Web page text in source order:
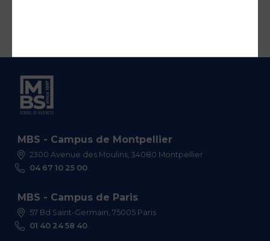
MBS - Campus de Montpellier
2300 Avenue des Moulins, 34080 Montpellier
04 67 10 25 00
MBS - Campus de Paris
57 Bd Saint-Germain, 75005 Paris
01 40 24 58 40